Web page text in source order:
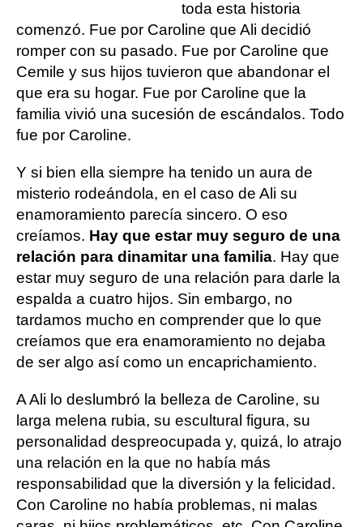
toda esta historia
comenzó. Fue por Caroline que Ali decidió
romper con su pasado. Fue por Caroline que
Cemile y sus hijos tuvieron que abandonar el
que era su hogar. Fue por Caroline que la
familia vivió una sucesión de escándalos. Todo
fue por Caroline.
Y si bien ella siempre ha tenido un aura de
misterio rodeándola, en el caso de Ali su
enamoramiento parecía sincero. O eso
creíamos. Hay que estar muy seguro de una
relación para dinamitar una familia. Hay que
estar muy seguro de una relación para darle la
espalda a cuatro hijos. Sin embargo, no
tardamos mucho en comprender que lo que
creíamos que era enamoramiento no dejaba
de ser algo así como un encaprichamiento.
A Ali lo deslumbró la belleza de Caroline, su
larga melena rubia, su escultural figura, su
personalidad despreocupada y, quizá, lo atrajo
una relación en la que no había más
responsabilidad que la diversión y la felicidad.
Con Caroline no había problemas, ni malas